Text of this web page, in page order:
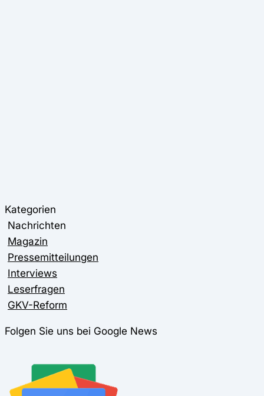
Kategorien
Nachrichten
Magazin
Pressemitteilungen
Interviews
Leserfragen
GKV-Reform
Folgen Sie uns bei Google News